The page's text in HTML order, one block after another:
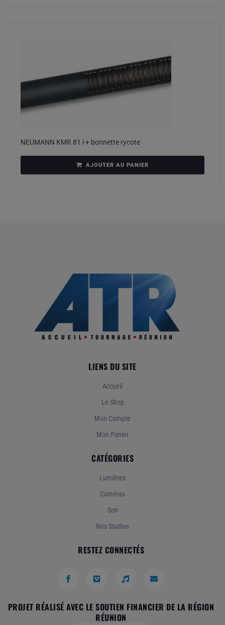
NEUMANN KMR 81 i + bonnette rycote
AJOUTER AU PANIER
LIENS DU SITE
Accueil
Le Shop
Mon Compte
Mon Panier
CATÉGORIES
Lumières
Caméras
Son
Nos Studios
RESTEZ CONNECTÉS
PROJET RÉALISÉ AVEC LE SOUTIEN FINANCIER DE LA RÉGION
RÉUNION